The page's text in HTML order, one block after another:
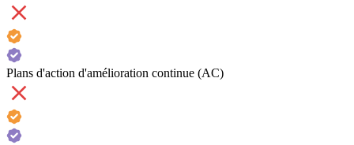
Plans d'action d'amélioration continue (AC)